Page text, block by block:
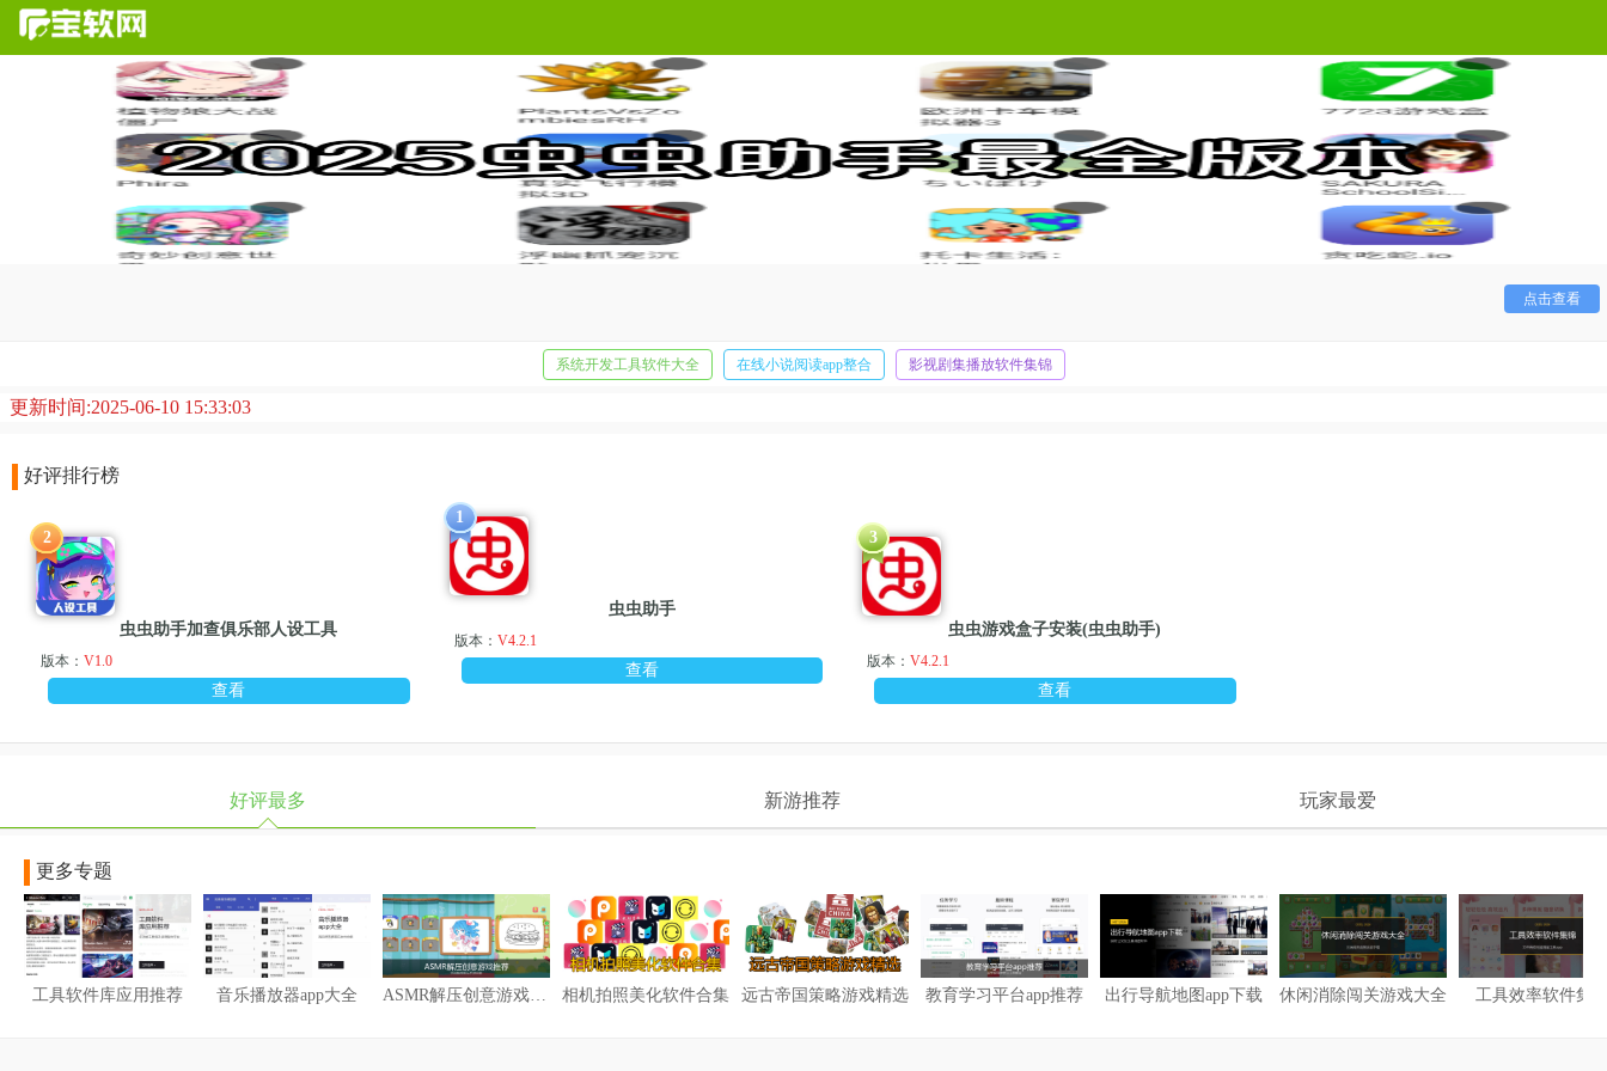
点击查看
虫虫助手是一个超好用的游戏平台，同时在其中还集成了社区功能和各种工具，将为用户们的游戏体验添砖加瓦！这里每天都有全新的游戏资源加入其中，让用户们不在为找不到好玩的游戏而苦恼哦！
系统开发工具软件大全 在线小说阅读app整合 影视剧集播放软件集锦
更新时间:2025-06-10 15:33:03
好评排行榜
虫虫助手加查俱乐部人设工具
版本： V1.0
查看
2
虫虫助手
版本： V4.2.1
查看
1
虫虫游戏盒子安装(虫虫助手)
版本：V4.2.1
查看
3
好评最多 新游推荐 玩家最爱
更多专题
工具软件库应用推荐 音乐播放器app大全 ASMR解压创意游戏推荐 相机拍照美化软件合集 远古帝国策略游戏精选 教育学习平台app推荐 出行导航地图app下载 休闲消除闯关游戏大全 工具效率软件集